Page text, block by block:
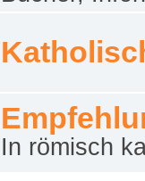
In römisch